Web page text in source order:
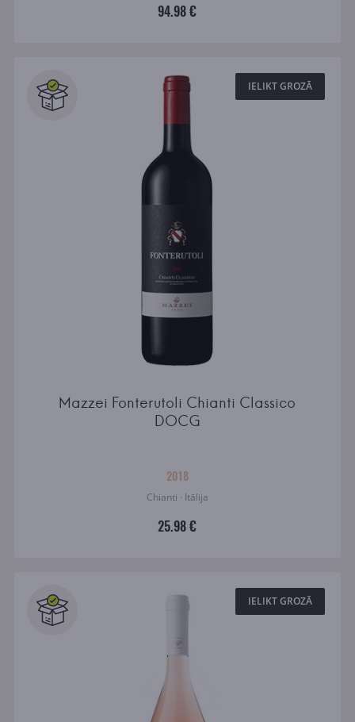
94.98 €
IELIKT GROZĀ
Mazzei Fonterutoli Chianti Classico
DOCG
2018
Chianti · Itālija
25.98 €
IELIKT GROZĀ